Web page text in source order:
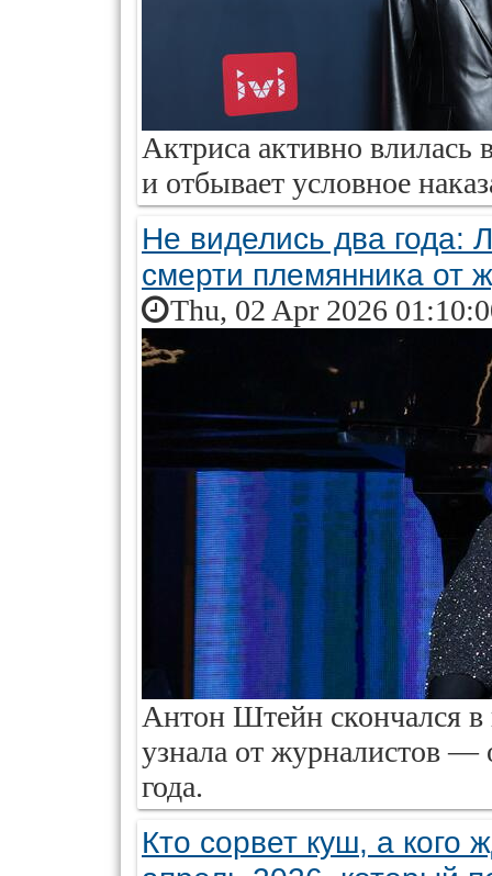
Актриса активно
и отбывает условное
Не виделись два года:
смерти племянника от
Thu, 02 Apr 2026
Антон Штейн скончался в
узнала от журналистов —
года.
Кто сорвет куш, а кого